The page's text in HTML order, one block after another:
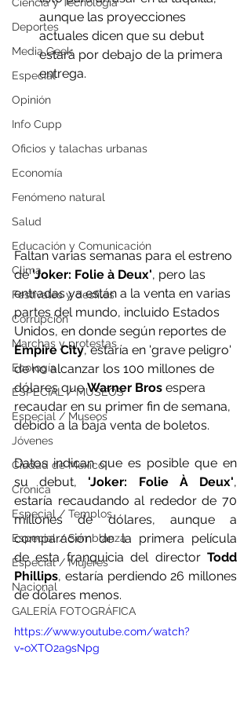
Deportes
Media Geek
Especial
Opinión
Info Cupp
Oficios y talachas urbanas
Economía
Fenómeno natural
Salud
Educación y Comunicación
Clima
Festivales y desfiles
Corrupción
Marchas y protestas
Ecología
ESPECIAL / MUSEOS
Especial / Museos
Jóvenes
Ciudad de México
Crónica
Especial / Templos
Especial / Semblanza
Especial / Mujeres
Nacional
GALERÍA FOTOGRÁFICA
aunque las proyecciones
actuales dicen que su debut
estará por debajo de la primera
entrega.
Faltan varias semanas para el estreno
de 'Joker: Folie à Deux', pero las
entradas ya están a la venta en varias
partes del mundo, incluido Estados
Unidos, en donde según reportes de
Empire City, estaría en 'grave peligro'
de no alcanzar los 100 millones de
dólares que Warner Bros espera
recaudar en su primer fin de semana,
debido a la baja venta de boletos.
Datos indican que es posible que en
su debut, 'Joker: Folie À Deux',
estaría recaudando al rededor de 70
millones de dólares, aunque a
comparación de la primera película
de esta franquicia del director Todd
Phillips, estaría perdiendo 26 millones
de dólares menos.
https://www.youtube.com/watch?
v=oXTO2a9sNpg